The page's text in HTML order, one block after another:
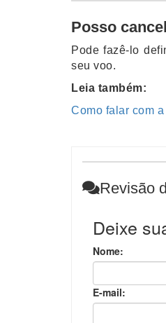
Posso
Pode fazê-lo
seu voo.
Leia também:
Como falar com
Revisão
Deixe
Nome:
E-mail: